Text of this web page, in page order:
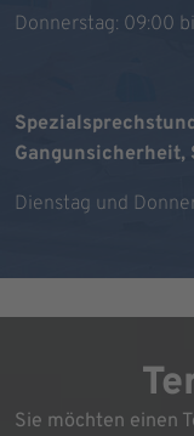
Donnerstag: 09:00
Dienstag und
Sie möchten einen